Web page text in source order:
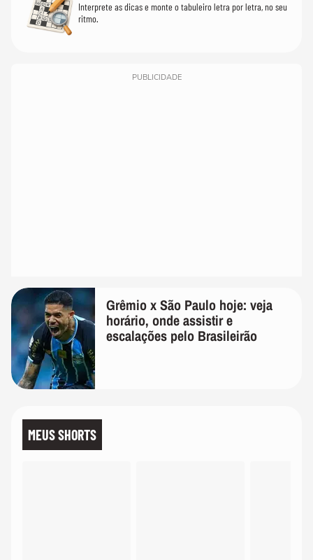
Interprete as dicas e monte o tabuleiro letra por letra, no seu
ritmo.
PUBLICIDADE
Grêmio x São Paulo hoje: veja
horário, onde assistir e
escalações pelo Brasileirão
MEUS SHORTS